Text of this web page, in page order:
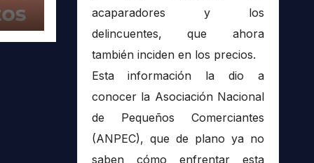
acaparadores y los
delincuentes, que ahora
también inciden en los precios.
Esta información la dio a
conocer la Asociación Nacional
de Pequeños Comerciantes
(ANPEC), que de plano ya no
saben cómo enfrentar esta